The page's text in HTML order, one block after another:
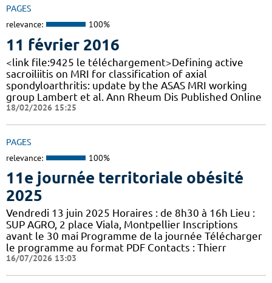
PAGES
relevance: 100%
11 février 2016
<link file:9425 le téléchargement>Defining active
sacroiliitis on MRI for classification of axial
spondyloarthritis: update by the ASAS MRI working
group Lambert et al. Ann Rheum Dis Published Online
18/02/2026 15:25
PAGES
relevance: 100%
11e journée territoriale obésité
2025
Vendredi 13 juin 2025 Horaires : de 8h30 à 16h Lieu :
SUP AGRO, 2 place Viala, Montpellier Inscriptions
avant le 30 mai Programme de la journée Télécharger
le programme au format PDF Contacts : Thierr
16/07/2026 13:03